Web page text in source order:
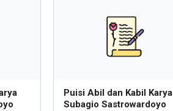
Puisi Abil dan Kabil Karya
Subagio Sastrowardoyo